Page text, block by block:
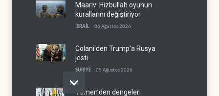
Mossad’ın İran'a karşı Kürt
planı neden çöktü?
08 Ağustos 2026
Maariv: Hizbullah oyunun
kurallarını değiştiriyor
İSRAİL 06 Ağustos 2026
Colani'den Trump'a Rusya
jesti
SURİYE 05 Ağustos 2026
Yemen’den dengeleri